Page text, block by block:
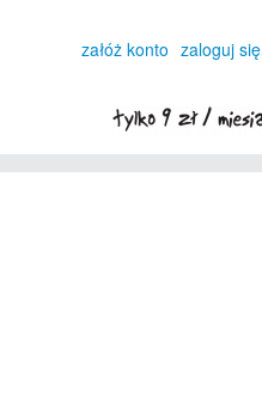
załóż konto zaloguj się